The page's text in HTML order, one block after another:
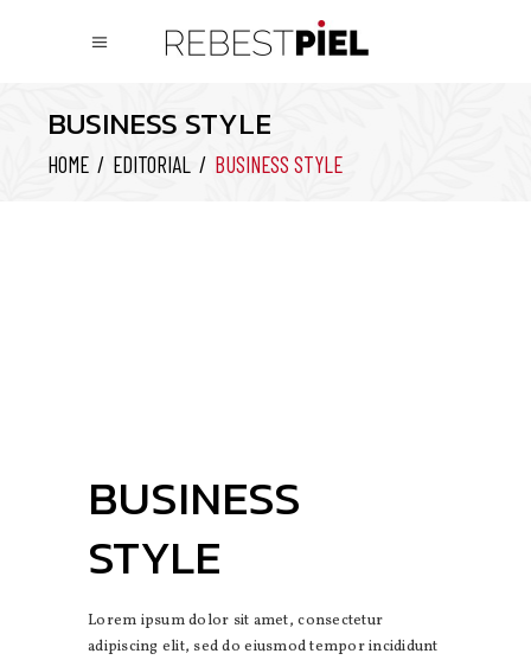
BUSINESS STYLE
HOME / EDITORIAL / BUSINESS STYLE
BUSINESS
STYLE
Lorem ipsum dolor sit amet, consectetur
adipiscing elit, sed do eiusmod tempor incididunt